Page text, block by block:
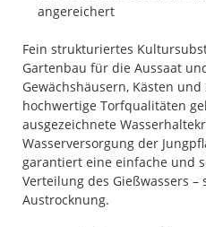
angereichert
Fein strukturiertes
Gartenbau für die Aussaat
Gewächshäusern, Kästen
hochwertige Torfqualitäten
ausgezeichnete
Wasserversorgung der
garantiert eine einfache und
Verteilung des Gießwassers
Austrocknung.